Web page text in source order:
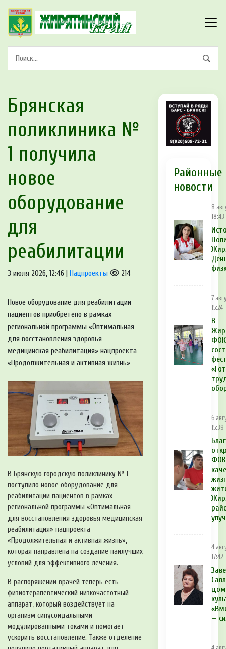
Брянская
поликлиника №
1 получила
новое
оборудование
для
реабилитации
3 июля 2026, 12:46 | Нацпроекты 214
Новое оборудование для реабилитации
пациентов приобретено в рамках
региональной программы «Оптимальная
для восстановления здоровья
медицинская реабилитация» нацпроекта
«Продолжительная и активная жизнь»
В Брянскую городскую поликлинику № 1
поступило новое оборудование для
реабилитации пациентов в рамках
региональной программы «Оптимальная
для восстановления здоровья медицинская
реабилитация» нацпроекта
«Продолжительная и активная жизнь»,
которая направлена на создание наилучших
условий для эффективного лечения.
В распоряжении врачей теперь есть
физиотерапевтический низкочастотный
аппарат, который воздействует на
организм синусоидальными
модулированными токами и помогает
ускорить восстановление. Также отделение
Районные
новости
8
18:43
7
15:24
В
6
15:39
4
17:42
—